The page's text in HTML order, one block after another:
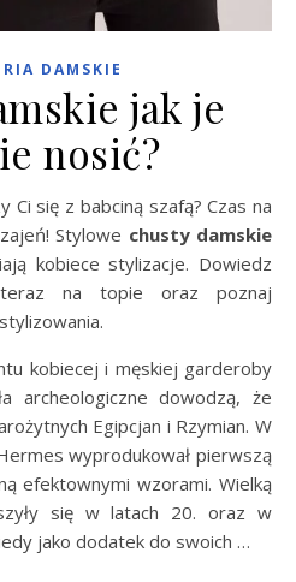
DAMSKIE
jak je
nosić?
Stylowe chusty damskie
kobiece stylizacje. Dowiedz
na topie oraz poznaj
kobiecej i męskiej garderoby
archeologiczne dowodzą, że
Egipcjan i Rzymian. W
wyprodukował pierwszą
efektownymi wzorami. Wielką
się w latach 20. oraz w
jako dodatek do swoich …